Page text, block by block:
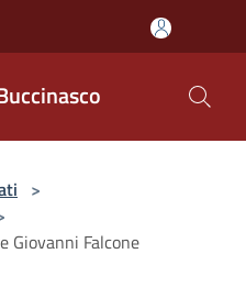
>
Giovanni Falcone